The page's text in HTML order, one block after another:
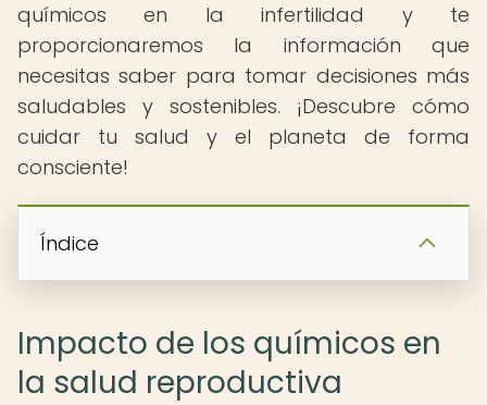
químicos en la infertilidad y te
proporcionaremos la información que
necesitas saber para tomar decisiones más
saludables y sostenibles. ¡Descubre cómo
cuidar tu salud y el planeta de forma
consciente!
Índice
Impacto de los químicos en
la salud reproductiva